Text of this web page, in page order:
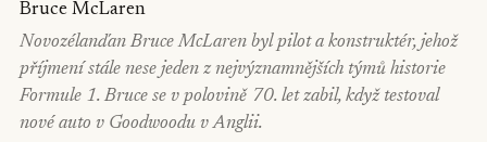
Bruce McLaren
Novozélanďan Bruce McLaren byl pilot a konstruktér, jehož
příjmení stále nese jeden z nejvýznamnějších týmů historie
Formule 1. Bruce se v polovině 70. let zabil, když testoval
nové auto v Goodwoodu v Anglii.